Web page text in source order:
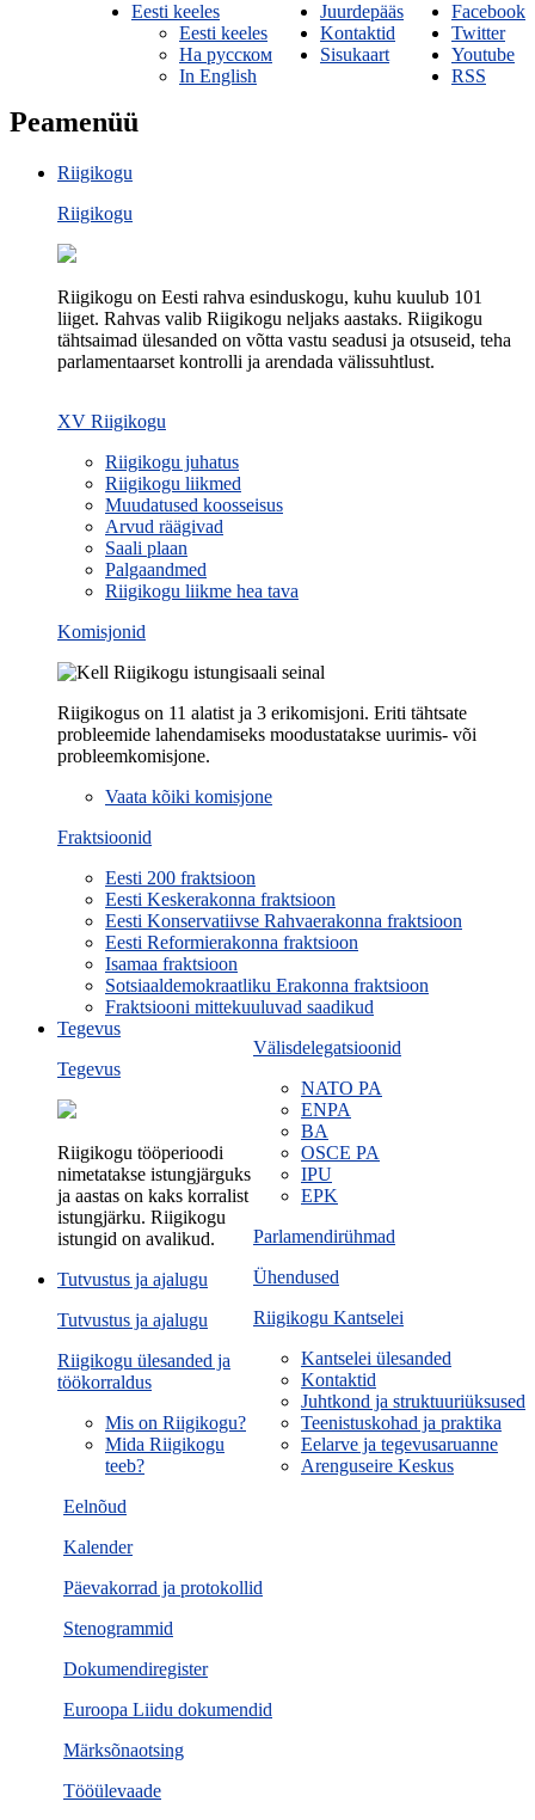
Facebook
Twitter
Youtube
RSS
Juurdepääs
Kontaktid
Sisukaart
Eesti keeles
Eesti keeles
На русском
In English
Peamenüü
Riigikogu
Riigikogu
Riigikogu on Eesti rahva esinduskogu, kuhu kuulub 101
liiget. Rahvas valib Riigikogu neljaks aastaks. Riigikogu
tähtsaimad ülesanded on võtta vastu seadusi ja otsuseid, teha
parlamentaarset kontrolli ja arendada välissuhtlust.
XV Riigikogu
Riigikogu juhatus
Riigikogu liikmed
Muudatused koosseisus
Arvud räägivad
Saali plaan
Palgaandmed
Riigikogu liikme hea tava
Komisjonid
Riigikogus on 11 alatist ja 3 erikomisjoni. Eriti tähtsate
probleemide lahendamiseks moodustatakse uurimis- või
probleemkomisjone.
Vaata kõiki komisjone
Fraktsioonid
Eesti 200 fraktsioon
Eesti Keskerakonna fraktsioon
Eesti Konservatiivse Rahvaerakonna fraktsioon
Eesti Reformierakonna fraktsioon
Isamaa fraktsioon
Sotsiaaldemokraatliku Erakonna fraktsioon
Fraktsiooni mittekuuluvad saadikud
Välisdelegatsioonid
NATO PA
ENPA
BA
OSCE PA
IPU
EPK
Parlamendirühmad
Ühendused
Riigikogu Kantselei
Kantselei ülesanded
Kontaktid
Juhtkond ja struktuuriüksused
Teenistuskohad ja praktika
Eelarve ja tegevusaruanne
Arenguseire Keskus
Tegevus
Tegevus
Riigikogu tööperioodi
nimetatakse istungjärguks
ja aastas on kaks korralist
istungjärku. Riigikogu
istungid on avalikud.
Eelnõud
Kalender
Päevakorrad ja protokollid
Stenogrammid
Dokumendiregister
Euroopa Liidu dokumendid
Märksõnaotsing
Tööülevaade
Tutvustus ja ajalugu
Tutvustus ja ajalugu
Riigikogu ülesanded ja
töökorraldus
Mis on Riigikogu?
Mida Riigikogu
teeb?